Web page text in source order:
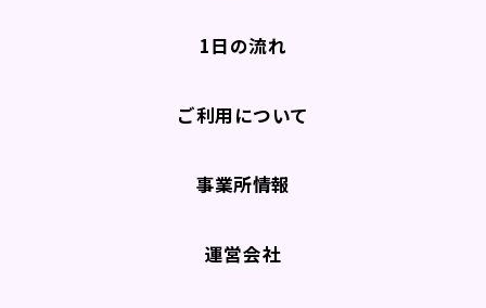
1日の流れ
ご利用について
事業所情報
運営会社